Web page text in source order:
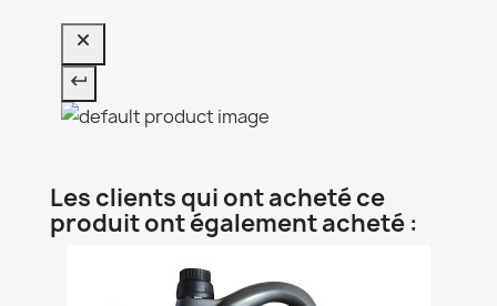
Les clients qui ont acheté ce
produit ont également acheté :